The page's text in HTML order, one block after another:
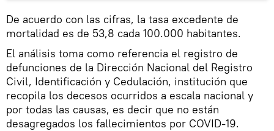
De acuerdo con las cifras, la tasa excedente de
mortalidad es de 53,8 cada 100.000 habitantes.
El análisis toma como referencia el registro de
defunciones de la Dirección Nacional del Registro
Civil, Identificación y Cedulación, institución que
recopila los decesos ocurridos a escala nacional y
por todas las causas, es decir que no están
desagregados los fallecimientos por COVID-19.